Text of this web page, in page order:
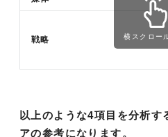
戦略 横スクロー
以上のような4項目を分析
アの参考になります。